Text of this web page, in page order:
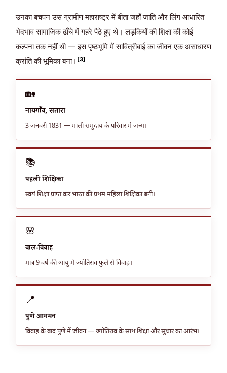
उनका बचपन उस ग्रामीण महाराष्ट्र में बीता जहाँ जाति और लिंग आधारित
भेदभाव सामाजिक ढाँचे में गहरे पैठे हुए थे। लड़कियों की शिक्षा की कोई
कल्पना तक नहीं थी — इस पृष्ठभूमि में सावित्रीबाई का जीवन एक असाधारण
क्रांति की भूमिका बना। [3]
🏡
नायगाँव, सतारा
3 जनवरी 1831 — माली समुदाय के परिवार में जन्म।
📚
पहली शिक्षिका
स्वयं शिक्षा प्राप्त कर भारत की प्रथम महिला शिक्षिका बनीं।
🌸
बाल-विवाह
मात्र 9 वर्ष की आयु में ज्योतिराव फुले से विवाह।
📍
पुणे आगमन
विवाह के बाद पुणे में जीवन — ज्योतिराव के साथ शिक्षा और सुधार का आरंभ।